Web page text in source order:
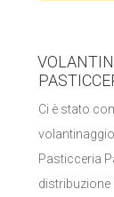
Ci è stato
Pasticceria
distribuzione